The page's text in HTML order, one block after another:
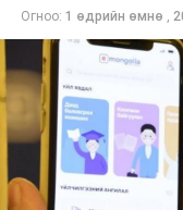
Огноо: 1 өдрийн өмнө ,